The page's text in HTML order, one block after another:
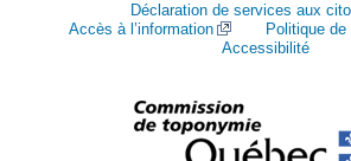
Déclaration de services aux
Accès à l’information
Politique
Accessibilité